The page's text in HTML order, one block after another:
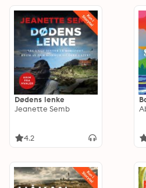
Dødens lenke
Jeanette Semb
4.2